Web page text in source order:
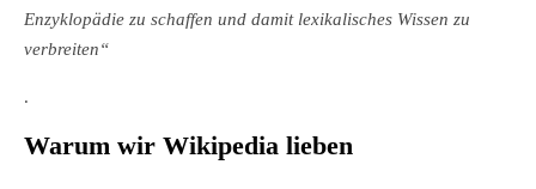
Enzyklopädie zu schaffen und damit lexikalisches Wissen zu
verbreiten“
.
Warum wir Wikipedia lieben